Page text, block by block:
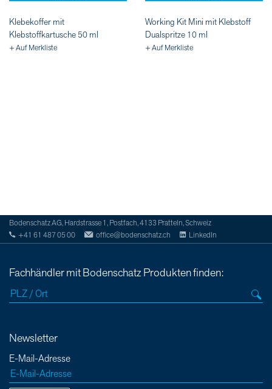
Klebekoffer mit
Klebstoffkartusche 50 ml
+ Auf Merkliste
Working Kit Mini mit Klebstoff
Dualspritze 10 ml
+ Auf Merkliste
Bodenschatz AG, Hardstrasse 1, Postfach, 4133 Pratteln, Schweiz
+41 61 487 05 00
office@bodenschatz.ch LinkedIn
Fachhändler mit Bodenschatz Produkten finden:
Newsletter
E-Mail-Adresse